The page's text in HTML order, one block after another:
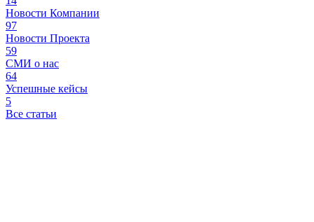
Новости Компании
97
Новости Проекта
59
СМИ о нас
64
Успешные кейсы
5
Все статьи